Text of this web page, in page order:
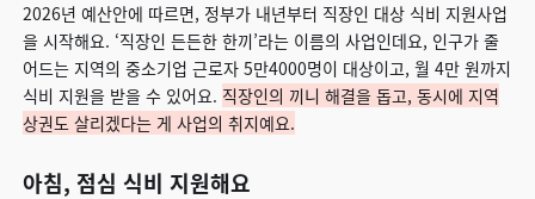
2026년 예산안에 따르면, 정부가 내년부터 직장인 대상 식비 지원사업
을 시작해요. ‘직장인 든든한 한끼’라는 이름의 사업인데요, 인구가 줄
어드는 지역의 중소기업 근로자 5만4000명이 대상이고, 월 4만 원까지
식비 지원을 받을 수 있어요. 직장인의 끼니 해결을 돕고, 동시에 지역
상권도 살리겠다는 게 사업의 취지예요.
아침, 점심 식비 지원해요